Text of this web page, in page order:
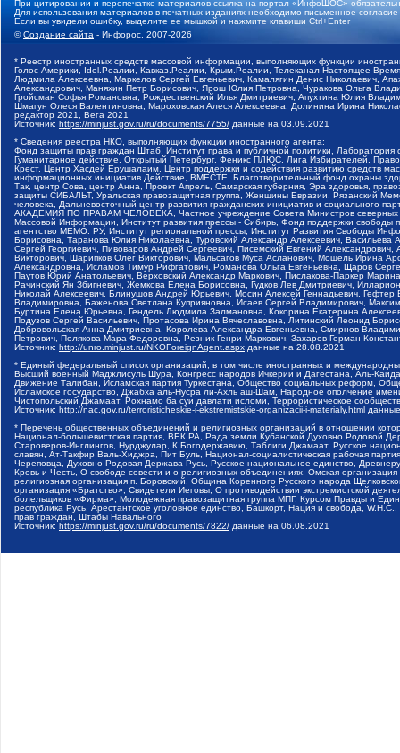
При цитировании и перепечатке материалов ссылка на портал «ИнфоШОС»
Для использования материалов в печатных изданиях необходимо письменное
Если вы увидели ошибку, выделите ее мышкой и нажмите клавиши Ctrl+Enter
©Создание сайта - Инфорос, 2007-2026
* Реестр иностранных средств массовой информации, выполняющих функции
Голос Америки, Idel.Реалии, Кавказ.Реалии, Крым.Реалии, Телеканал Настоящее
Людмила Алексеевна, Маркелов Сергей Евгеньевич, Камалягин Денис Николаевич,
Александрович, Маняхин Петр Борисович, Ярош Юлия Петровна, Чуракова Ольга
Гройсман Софья Романовна, Рождественский Илья Дмитриевич, Апухтина Юлия
Шмагун Олеся Валентиновна, Мароховская Алеся Алексеевна, Долинина Ирина
редактор 2021, Вега 2021
Источник: https://minjust.gov.ru/ru/documents/7755/ данные на 03.09.2021
* Сведения реестра НКО, выполняющих функции иностранного агента:
Фонд защиты прав граждан Штаб, Институт права и публичной политики,
Гуманитарное действие, Открытый Петербург, Феникс ПЛЮС, Лига Избирателей,
Крест, Центр Хасдей Ерушалаим, Центр поддержки и содействия развитию средств
информационных инициатив Действие, ВМЕСТЕ, Благотворительный фонд охраны
Так, центр Сова, центр Анна, Проект Апрель, Самарская губерния, Эра здоровья,
защиты СИБАЛЬТ, Уральская правозащитная группа, Женщины Евразии, Рязанский
человека, Дальневосточный центр развития гражданских инициатив и социального
АКАДЕМИЯ ПО ПРАВАМ ЧЕЛОВЕКА, Частное учреждение Совета Министров северных
Массовой Информации, Институт развития прессы - Сибирь, Фонд поддержки
агентство МЕМО. РУ, Институт региональной прессы, Институт Развития Свободы
Борисовна, Таранова Юлия Николаевна, Туровский Александр Алексеевич,
Сергей Георгиевич, Пивоваров Андрей Сергеевич, Писемский Евгений
Викторович, Шарипков Олег Викторович, Мальсагов Муса Асланович, Мошель Ирина
Александровна, Исламов Тимур Рифгатович, Романова Ольга Евгеньевна, Щаров
Паутов Юрий Анатольевич, Верховский Александр Маркович, Пислакова-Паркер
Рачинский Ян Збигневич, Жемкова Елена Борисовна, Гудков Лев Дмитриевич,
Николай Алексеевич, Блинушов Андрей Юрьевич, Мосин Алексей Геннадьевич,
Владимировна, Баженова Светлана Куприяновна, Исаев Сергей Владимирович,
Буртина Елена Юрьевна, Гендель Людмила Залмановна, Кокорина Екатерина
Подузов Сергей Васильевич, Протасова Ирина Вячеславовна, Литинский Леонид
Добровольская Анна Дмитриевна, Королева Александра Евгеньевна, Смирнов
Петрович, Полякова Мара Федоровна, Резник Генри Маркович, Захаров Герман
Источник: http://unro.minjust.ru/NKOForeignAgent.aspx данные на 28.08.2021
* Единый федеральный список организаций, в том числе иностранных и
Высший военный Маджлисуль Шура, Конгресс народов Ичкерии и Дагестана, Аль-
Движение Талибан, Исламская партия Туркестана, Общество социальных реформ,
Исламское государство, Джабха аль-Нусра ли-Ахль аш-Шам, Народное ополчение
Чистопольский Джамаат, Рохнамо ба суи давлати исломи, Террористическое
Источник: http://nac.gov.ru/terroristicheskie-i-ekstremistskie-organizacii-i-materialy.html
* Перечень общественных объединений и религиозных организаций в отношении
Национал-большевистская партия, ВЕК РА, Рада земли Кубанской Духовно Родовой
Староверов-Инглингов, Нурджулар, К Богодержавию, Таблиги Джамаат, Русское
славян, Ат-Такфир Валь-Хиджра, Пит Буль, Национал-социалистическая рабочая
Череповца, Духовно-Родовая Держава Русь, Русское национальное единство,
Кровь и Честь, О свободе совести и о религиозных объединениях, Омская
религиозная организация п. Боровский, Община Коренного Русского народа
организация «Братство», Свидетели Иеговы, О противодействии экстремистской
болельщиков «Фирма», Молодежная правозащитная группа МПГ, Курсом Правды и
республика Русь, Арестантское уголовное единство, Башкорт, Нация и свобода,
прав граждан, Штабы Навального
Источник: https://minjust.gov.ru/ru/documents/7822/ данные на 06.08.2021